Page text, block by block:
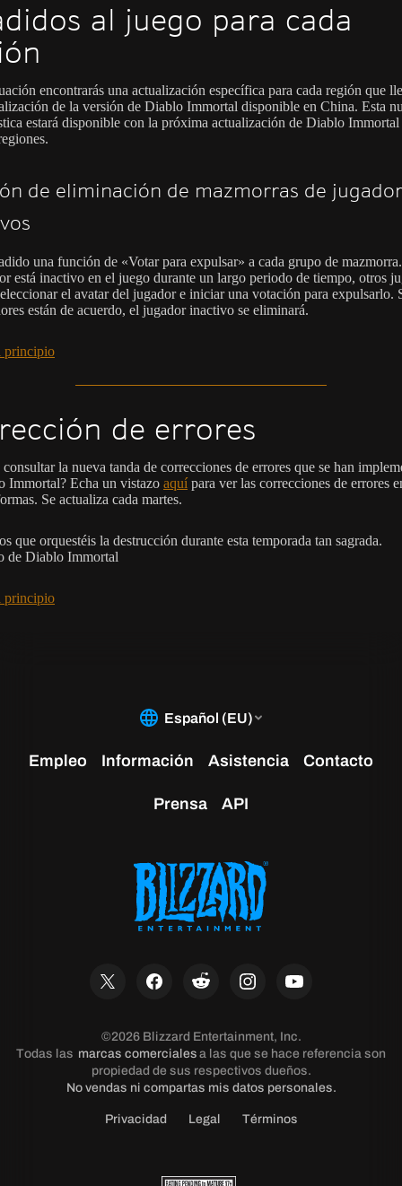
al juego para cada
encontrarás una actualización específica para cada región que
de la versión de Diablo Immortal disponible en China. Esta
estará disponible con la próxima actualización de Diablo Immortal
de eliminación de mazmorras de
una función de «Votar para expulsar» a cada grupo de
está inactivo en el juego durante un largo periodo de tiempo, otros
el avatar del jugador e iniciar una votación para expulsarlo.
están de acuerdo, el jugador inactivo se eliminará.
principio
de errores
consultar la nueva tanda de correcciones de errores que se han
Immortal? Echa un vistazo aquí para ver las correcciones de errores
Se actualiza cada martes.
que orquestéis la destrucción durante esta temporada tan sagrada.
de Diablo Immortal
principio